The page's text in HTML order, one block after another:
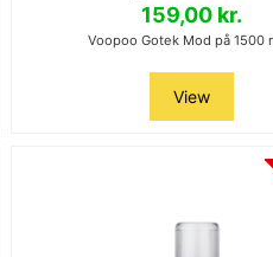
159,00 kr.
Voopoo Gotek Mod på 1500
View